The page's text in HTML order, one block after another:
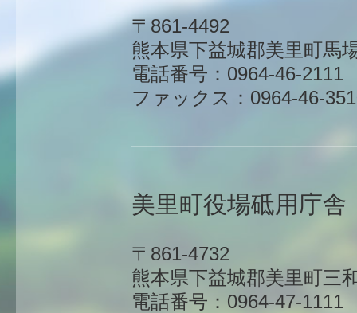
〒861-4492
熊本県下益城郡美里町馬
電話番号：0964-46-2111
ファックス：0964-46-
美里町役場砥用庁舎
〒861-4732
熊本県下益城郡美里町三
電話番号：0964-47-1111